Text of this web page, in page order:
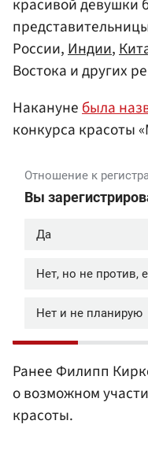
красивой девушки
России,Индии,
Востока и других
Наканунебыла
конкурса красоты
Ранее Филипп
о возможном
красоты.